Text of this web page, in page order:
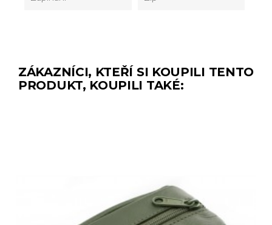
ZÁKAZNÍCI, KTEŘÍ SI KOUPILI TENTO
PRODUKT, KOUPILI TAKÉ: